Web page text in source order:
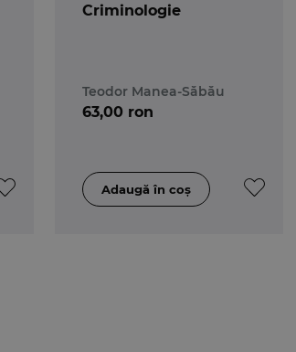
Criminologie
Teodor Manea-Săbău
63,00 ron